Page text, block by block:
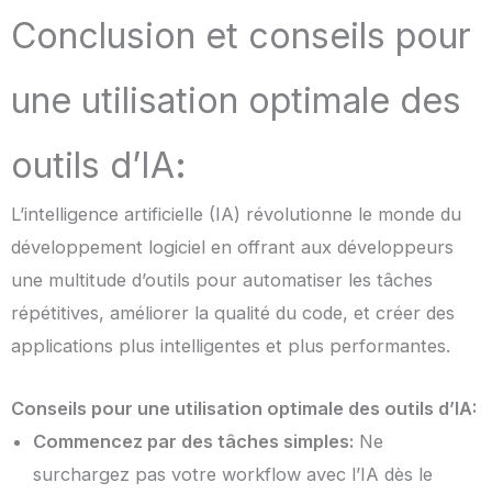
Conclusion et conseils pour
une utilisation optimale des
outils d’IA:
L’intelligence artificielle (IA) révolutionne le monde du
développement logiciel en offrant aux développeurs
une multitude d’outils pour automatiser les tâches
répétitives, améliorer la qualité du code, et créer des
applications plus intelligentes et plus performantes.
Conseils pour une utilisation optimale des outils d’IA:
Commencez par des tâches simples: Ne
surchargez pas votre workflow avec l’IA dès le